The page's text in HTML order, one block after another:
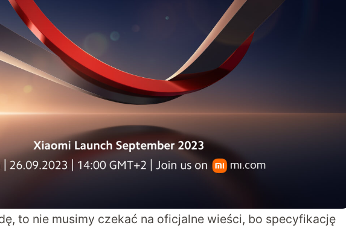
to nie musimy czekać na oficjalne wieści, bo specyfikację